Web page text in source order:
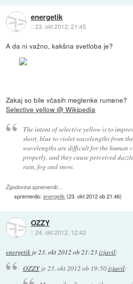
energetik
::23. okt 2012, 21:45
A da ni važno, kakšna svetloba je?
Zakaj so bile včasih meglenke rumene?
Selective yellow @ Wikipedia
The intent of selective yellow is to
short, blue to violet wavelengths from
wavelengths are difficult for the human
properly, and they cause perceived
rain, fog and snow.
Zgodovina sprememb…
spremenilo:energetik (23. okt 2012 ob 21:46)
OZZY
::24. okt 2012, 12:42
energetik je 23. okt 2012 ob 21:23izjavil:
OZZYje23. okt 2012 ob 19:50izjavil: